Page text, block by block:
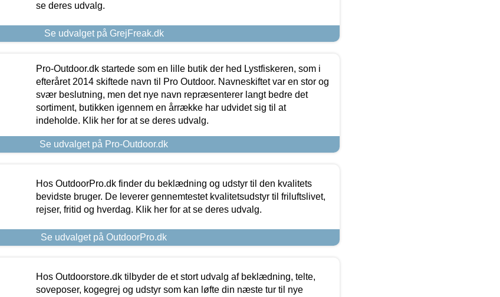
se deres udvalg.
Se udvalget på GrejFreak.dk
Pro-Outdoor.dk startede som en lille butik der hed Lystfiskeren, som i
efteråret 2014 skiftede navn til Pro Outdoor. Navneskiftet var en stor og
svær beslutning, men det nye navn repræsenterer langt bedre det
sortiment, butikken igennem en årrække har udvidet sig til at
indeholde. Klik her for at se deres udvalg.
Se udvalget på Pro-Outdoor.dk
Hos OutdoorPro.dk finder du beklædning og udstyr til den kvalitets
bevidste bruger. De leverer gennemtestet kvalitetsudstyr til friluftslivet,
rejser, fritid og hverdag. Klik her for at se deres udvalg.
Se udvalget på OutdoorPro.dk
Hos Outdoorstore.dk tilbyder de et stort udvalg af beklædning, telte,
soveposer, kogegrej og udstyr som kan løfte din næste tur til nye